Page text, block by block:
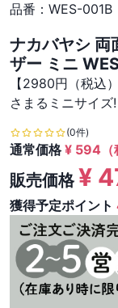
品番： WES-001B
ナカバヤシ 両
ザー ミニ
【2980円（税込
さまるミニサイズ!
(0件)
通常価格¥ 594
販売価格¥
獲得予定ポイント